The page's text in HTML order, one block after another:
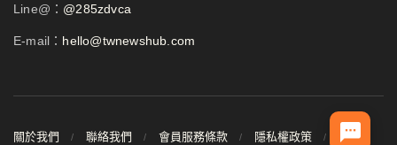
Line@： @285zdvca
E-mail： hello@twnewshub.com
關於我們 聯絡我們 會員服務條款 隱私權政策